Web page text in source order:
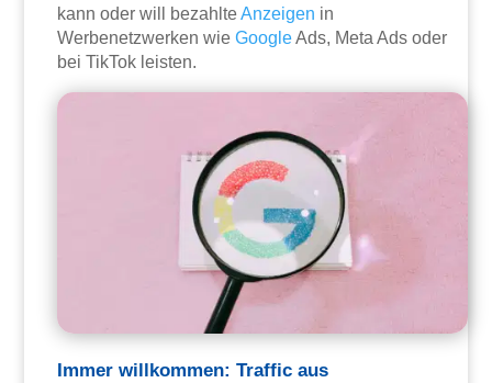
kann oder will bezahlteAnzeigen in
Werbenetzwerken wieGoogleAds, Meta Ads oder
bei TikTok leisten.
Immer willkommen: Traffic aus